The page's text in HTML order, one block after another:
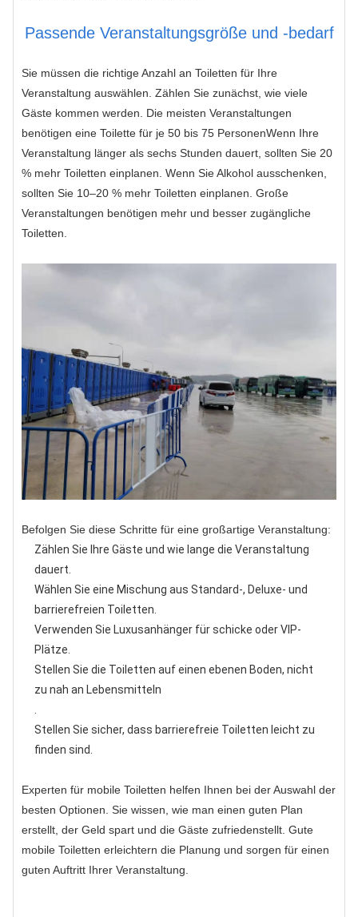
Passende Veranstaltungsgröße und -bedarf
Sie müssen die richtige Anzahl an Toiletten für Ihre
Veranstaltung auswählen. Zählen Sie zunächst, wie viele
Gäste kommen werden. Die meisten Veranstaltungen
benötigen eine Toilette für je 50 bis 75 PersonenWenn Ihre
Veranstaltung länger als sechs Stunden dauert, sollten Sie 20
% mehr Toiletten einplanen. Wenn Sie Alkohol ausschenken,
sollten Sie 10–20 % mehr Toiletten einplanen. Große
Veranstaltungen benötigen mehr und besser zugängliche
Toiletten.
Befolgen Sie diese Schritte für eine großartige Veranstaltung:
Zählen Sie Ihre Gäste und wie lange die Veranstaltung
dauert.
Wählen Sie eine Mischung aus Standard-, Deluxe- und
barrierefreien Toiletten.
Verwenden Sie Luxusanhänger für schicke oder VIP-
Plätze.
Stellen Sie die Toiletten auf einen ebenen Boden, nicht
zu nah an Lebensmitteln
.
Stellen Sie sicher, dass barrierefreie Toiletten leicht zu
finden sind.
Experten für mobile Toiletten helfen Ihnen bei der Auswahl der
besten Optionen. Sie wissen, wie man einen guten Plan
erstellt, der Geld spart und die Gäste zufriedenstellt. Gute
mobile Toiletten erleichtern die Planung und sorgen für einen
guten Auftritt Ihrer Veranstaltung.